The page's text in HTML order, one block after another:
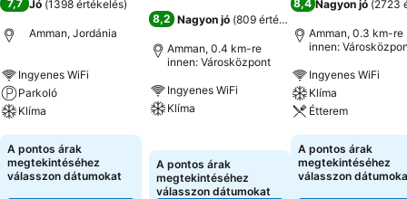
7,7 Jó (1398 értékelés)
Amman, Jordánia
Ingyenes WiFi
Parkoló
Klíma
Árak megjelenítése
A pontos árak
megtekintéséhez
válasszon dátumokat
8,2 Nagyon jó (809 értékelés
Amman, 0.4 km-re
innen: Városközpont
Ingyenes WiFi
Klíma
A pontos árak
megtekintéséhez
válasszon dátumokat
8,4 Nagyon jó (2723
Amman, 0.3 km-re
innen:
Ingyenes WiFi
Klíma
Étterem
Árak
A pontos árak
megtekintéséhez
válasszon